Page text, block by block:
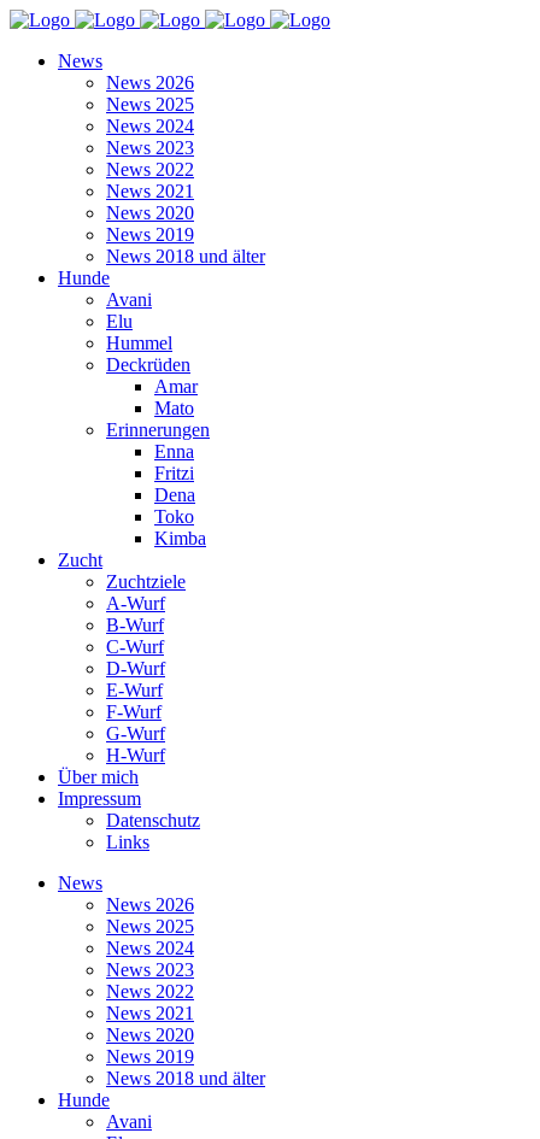
News
News 2026
News 2025
News 2024
News 2023
News 2022
News 2021
News 2020
News 2019
News 2018 und älter
Hunde
Avani
Elu
Hummel
Deckrüden
Amar
Mato
Erinnerungen
Enna
Fritzi
Dena
Toko
Kimba
Zucht
Zuchtziele
A-Wurf
B-Wurf
C-Wurf
D-Wurf
E-Wurf
F-Wurf
G-Wurf
H-Wurf
Über mich
Impressum
Datenschutz
Links
News
News 2026
News 2025
News 2024
News 2023
News 2022
News 2021
News 2020
News 2019
News 2018 und älter
Hunde
Avani